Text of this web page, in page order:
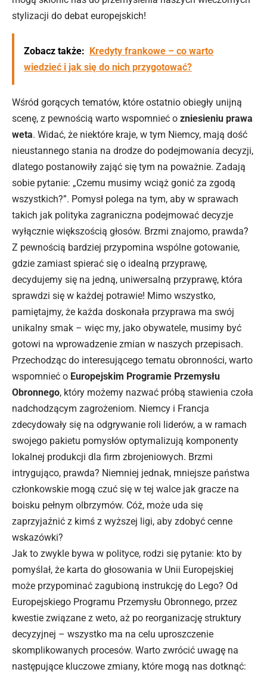
stylizacji do debat europejskich!
Zobacz także:
Kredyty frankowe – co warto
wiedzieć i jak się do nich przygotować?
Wśród gorących tematów, które ostatnio obiegły unijną
scenę, z pewnością warto wspomnieć o zniesieniu prawa
weta. Widać, że niektóre kraje, w tym Niemcy, mają dość
nieustannego stania na drodze do podejmowania decyzji,
dlatego postanowiły zająć się tym na poważnie. Zadają
sobie pytanie: „Czemu musimy wciąż gonić za zgodą
wszystkich?”. Pomysł polega na tym, aby w sprawach
takich jak polityka zagraniczna podejmować decyzje
wyłącznie większością głosów. Brzmi znajomo, prawda?
Z pewnością bardziej przypomina wspólne gotowanie,
gdzie zamiast spierać się o idealną przyprawę,
decydujemy się na jedną, uniwersalną przyprawę, która
sprawdzi się w każdej potrawie! Mimo wszystko,
pamiętajmy, że każda doskonała przyprawa ma swój
unikalny smak – więc my, jako obywatele, musimy być
gotowi na wprowadzenie zmian w naszych przepisach.
Przechodząc do interesującego tematu obronności, warto
wspomnieć o Europejskim Programie Przemysłu
Obronnego, który możemy nazwać próbą stawienia czoła
nadchodzącym zagrożeniom. Niemcy i Francja
zdecydowały się na odgrywanie roli liderów, a w ramach
swojego pakietu pomysłów optymalizują komponenty
lokalnej produkcji dla firm zbrojeniowych. Brzmi
intrygująco, prawda? Niemniej jednak, mniejsze państwa
członkowskie mogą czuć się w tej walce jak gracze na
boisku pełnym olbrzymów. Cóż, może uda się
zaprzyjaźnić z kimś z wyższej ligi, aby zdobyć cenne
wskazówki?
Jak to zwykle bywa w polityce, rodzi się pytanie: kto by
pomyślał, że karta do głosowania w Unii Europejskiej
może przypominać zagubioną instrukcję do Lego? Od
Europejskiego Programu Przemysłu Obronnego, przez
kwestie związane z weto, aż po reorganizację struktury
decyzyjnej – wszystko ma na celu uproszczenie
skomplikowanych procesów. Warto zwrócić uwagę na
następujące kluczowe zmiany, które mogą nas dotknąć: